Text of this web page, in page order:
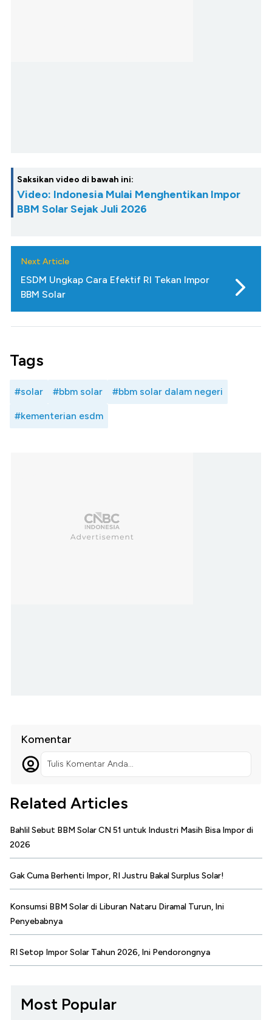
Saksikan video di bawah ini:
Video: Indonesia Mulai Menghentikan Impor
BBM Solar Sejak Juli 2026
Next Article
ESDM Ungkap Cara Efektif RI Tekan Impor
BBM Solar
Tags
#solar #bbm solar #bbm solar dalam negeri
#kementerian esdm
Komentar
Tulis Komentar Anda...
Related Articles
Bahlil Sebut BBM Solar CN 51 untuk Industri Masih Bisa Impor di
2026
Gak Cuma Berhenti Impor, RI Justru Bakal Surplus Solar!
Konsumsi BBM Solar di Liburan Nataru Diramal Turun, Ini
Penyebabnya
RI Setop Impor Solar Tahun 2026, Ini Pendorongnya
Most Popular